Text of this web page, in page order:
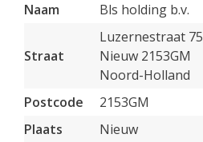
Naam Bls holding b.v.
Straat
Luzernestraat 75
Nieuw 2153GM
Noord-Holland
Postcode
2153GM
Plaats
Nieuw